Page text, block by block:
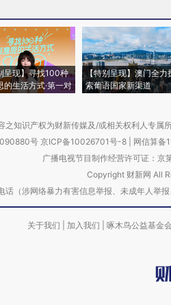
呈现】寻找100种
的生活方式·第一对
【特别呈现】澳门全力
索葡语国家新渠道
之知识产权为财新传媒及/或相关权利人专属
号 京ICP备10026701号-8 网信算备
广播电视节目制作经营许可证：京
Copyright 财新网 All
话（涉网络暴力有害信息举报、未成年人
关于我们 加入我们 啄木鸟公益基金